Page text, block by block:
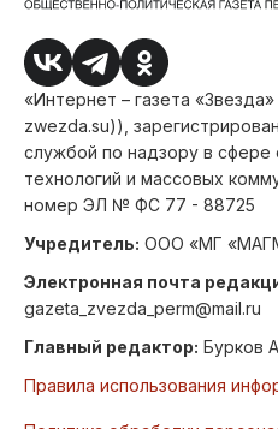
«Интернет – газета
zwezda.su)),
службой по надзору в сфере
технологий и массовых
номер ЭЛ № ФС 77 - 88725
Учредитель: ООО «МГ
Электронная почта
gazeta_zvezda_perm@mail.ru
Главный редактор: Бурков
Правила использования